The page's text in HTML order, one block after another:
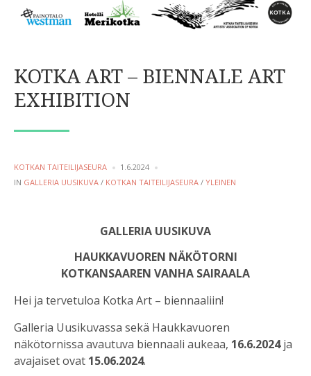
KOTKA ART – BIENNALE ART
EXHIBITION
POSTED
BY
KOTKAN TAITEILIJASEURA
1.6.2024
IN POSTED
GALLERIA UUSIKUVA / KOTKAN TAITEILIJASEURA / YLEINEN
GALLERIA UUSIKUVA
HAUKKAVUOREN NÄKÖTORNI
KOTKANSAAREN VANHA SAIRAALA
Hei ja tervetuloa Kotka Art – biennaaliin!
Galleria Uusikuvassa sekä Haukkavuoren
näkötornissa avautuva biennaali aukeaa, 16.6.2024ja
avajaiset ovat 15.06.2024.